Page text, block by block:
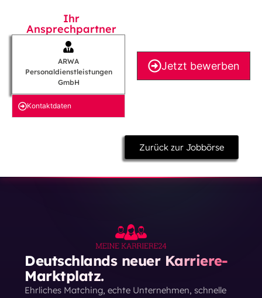
Ihr
Ansprechpartner
ARWA
Personaldienstleistungen
GmbH
Kontakt­daten
Jetzt bewerben
Zurück zur Jobbörse
Deutschlands neuer Karriere-
Marktplatz.
Ehrliches Matching, echte Unternehmen, schnelle